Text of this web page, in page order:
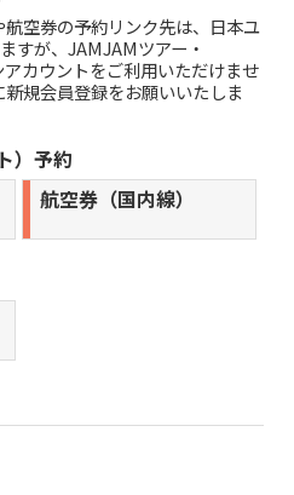
詰め放題＆巨峰狩り食べ放題』
出発 関東発 国内おすすめバス
船橋発 ひんやり天然クーラー♪
探検＆桔梗信玄餅詰め放題＆巨
と少し!
すめバス旅行『【9/5催行決
瀞ライン下り＆縁結び風鈴＆
絶景「益子ひまわり畑」＆巨大
決定しました。
絶景「益子ひまわり畑」＆巨大
すめバス旅行『西船橋・新宿発
空券の予約リンク先は、日本ユ
すが、JAMJAMツアー・
カウントをご利用いただけませ
規会員登録をお願いいたしま
）予約
航空券（国内線）